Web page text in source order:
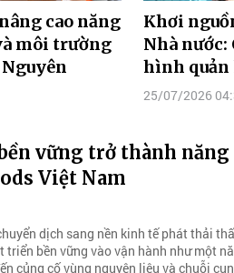
cao năng
môi trường
Khơi
Nhà nước:
hình
25/07/2026
vững trở thành
Việt Nam
dịch sang nền kinh tế phát thải
triển bền vững vào vận hành như một
củng cố vùng nguyên liệu và chuỗi